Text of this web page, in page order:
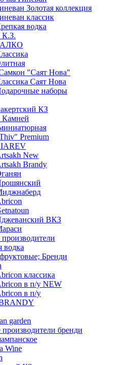
Золотая коллекция
классик
водка
К.З.
"Саят Нова"
Саят Нова
наборы
КЗ
Камней
Premium
New
Brandy
ВКЗ
водка
Бренди
классика
в п/у NEW
в п/у
garden
производители бренди
Wine